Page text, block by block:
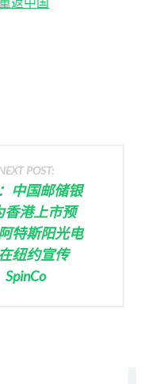
POST:
中国邮储银
香港上市预
特斯阳光电
纽约宣传
SpinCo